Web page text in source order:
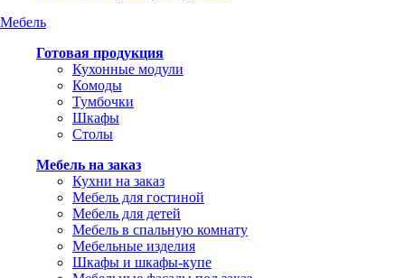
Мебель
Готовая продукция
Кухонные модули
Комоды
Тумбочки
Шкафы
Столы
Мебель на заказ
Кухни на заказ
Мебель для гостиной
Мебель для детей
Мебель в спальную комнату
Мебельные изделия
Шкафы и шкафы-купе